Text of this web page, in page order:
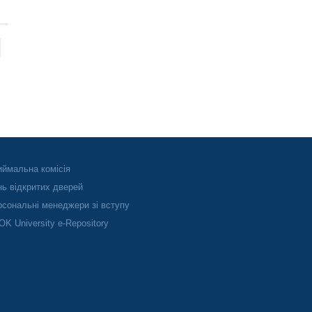
комісія
відкритих дверей
менеджери зі вступу
University e-Repository